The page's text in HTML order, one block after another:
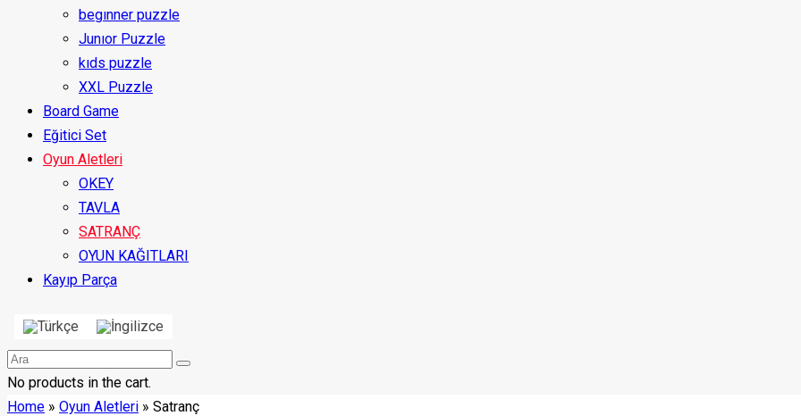
begınner puzzle
Junıor Puzzle
kıds puzzle
XXL Puzzle
Board Game
Eğitici Set
Oyun Aletleri
OKEY
TAVLA
SATRANÇ
OYUN KAĞITLARI
Kayıp Parça
No products in the cart.
Home » Oyun Aletleri » Satranç